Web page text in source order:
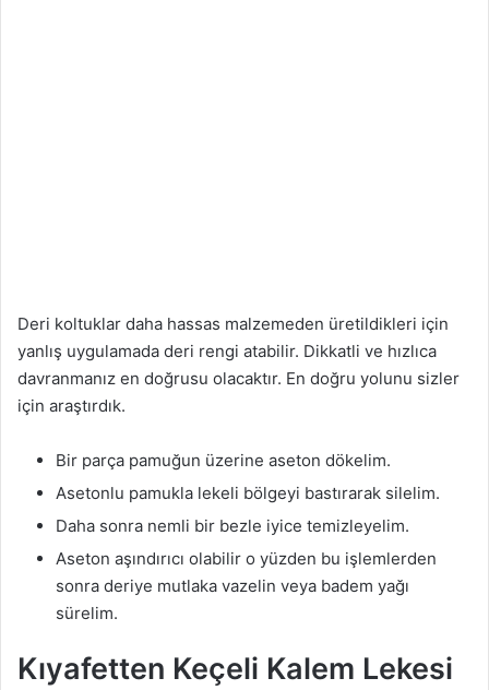
Deri koltuklar daha hassas malzemeden üretildikleri için
yanlış uygulamada deri rengi atabilir. Dikkatli ve hızlıca
davranmanız en doğrusu olacaktır. En doğru yolunu sizler
için araştırdık.
Bir parça pamuğun üzerine aseton dökelim.
Asetonlu pamukla lekeli bölgeyi bastırarak silelim.
Daha sonra nemli bir bezle iyice temizleyelim.
Aseton aşındırıcı olabilir o yüzden bu işlemlerden
sonra deriye mutlaka vazelin veya badem yağı
sürelim.
Kıyafetten Keçeli Kalem Lekesi